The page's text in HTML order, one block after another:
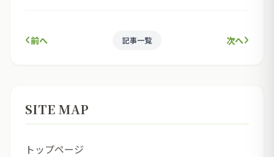
前へ 記事一覧 次へ
SITE MAP
トップページ